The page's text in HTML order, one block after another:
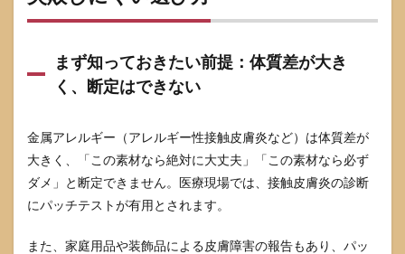
まず知っておきたい前提：体質差が大き
く、断定はできない
金属アレルギー（アレルギー性接触皮膚炎など）は体質差が
大きく、「この素材なら絶対に大丈夫」「この素材なら必ず
ダメ」と断定できません。医療現場では、接触皮膚炎の診断
にパッチテストが有用とされます。
また、家庭用品や装飾品による皮膚障害の報告もあり、パッ